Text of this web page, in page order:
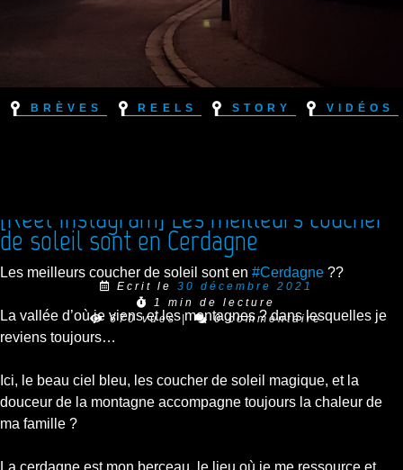
Brèves Reels Story Vidéos
[Reel Instagram] Les meilleurs coucher
de soleil sont en Cerdagne
Ecrit le 30 décembre 2021
1 min de lecture
670 vues | 0 commentaire
Les meilleurs coucher de soleil sont en #Cerdagne ??
La vallée d’où je viens et les montagnes ? dans lesquelles je
reviens toujours…
Ici, le beau ciel bleu, les coucher de soleil magique, et la
douceur de la montagne accompagne toujours la chaleur de
ma famille ?
La cerdagne est mon berceau, le lieu où je me ressource et